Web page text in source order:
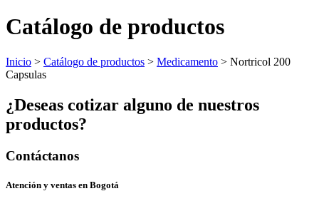
Catálogo de productos
Inicio > Catálogo de productos > Medicamento > Nortricol 200
Capsulas
¿Deseas cotizar alguno de nuestros
productos?
Contáctanos
Atención y ventas en Bogotá